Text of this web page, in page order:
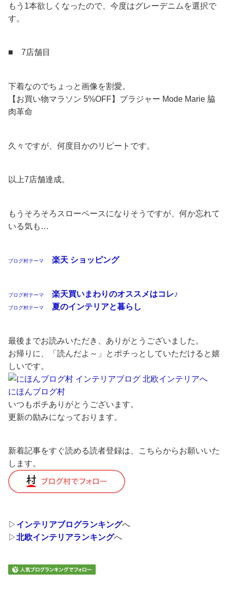
もう1本欲しくなったので、今度はグレーデニムを選択で
す。
■ 7店舗目
下着なのでちょっと画像を割愛。
【お買い物マラソン 5%OFF】ブラジャー Mode Marie 脇
肉革命
久々ですが、何度目かのリピートです。
以上7店舗達成。
もうそろそろスローペースになりそうですが、何か忘れて
いる気も…
ブログ村テーマ 楽天 ショッピング
ブログ村テーマ 楽天買いまわりのオススメはコレ♪
ブログ村テーマ 夏のインテリアと暮らし
最後までお読みいただき、ありがとうございました。
お帰りに、「読んだよ～」とポチっとしていただけると嬉
しいです。
にほんブログ村
いつもポチありがとうございます。
更新の励みになっております。
新着記事をすぐ読める読者登録は、こちらからお願いいた
します。
▷ インテリアブログランキングへ
▷北欧インテリアランキングへ